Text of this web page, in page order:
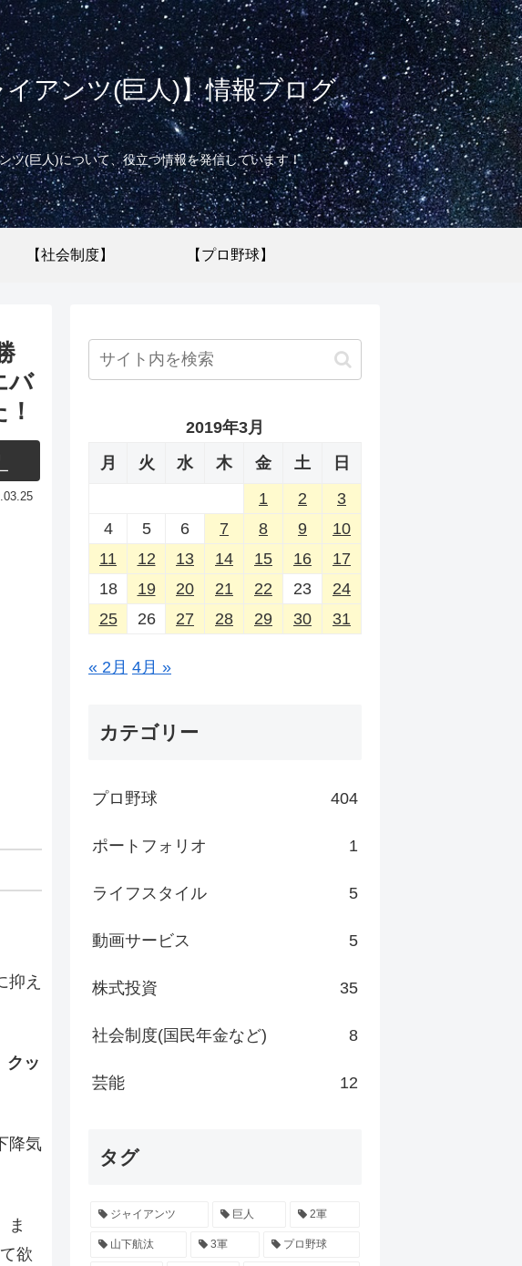
アンツ(巨人)】情報ブログ
ツ(巨人)について、役立つ情報を発信しています！
【社会制度】 【プロ野球】
バ
抑え
クッ
降気
ま
欲
2019年3月
月
火 水 木 金 土
日
1
2
3
4
5 6 7 8 9
10
11
12 13 14 15 16
17
18
19 20 21 22 23
24
25
26 27 28 29 30 31
« 2月 4月 »
カテゴリー
プロ野球 404
ポートフォリオ 1
ライフスタイル 5
動画サービス 5
株式投資 35
社会制度(国民年金など) 8
芸能 12
タグ
ジャイアンツ 巨人 2軍
山下航汰 3軍 プロ野球